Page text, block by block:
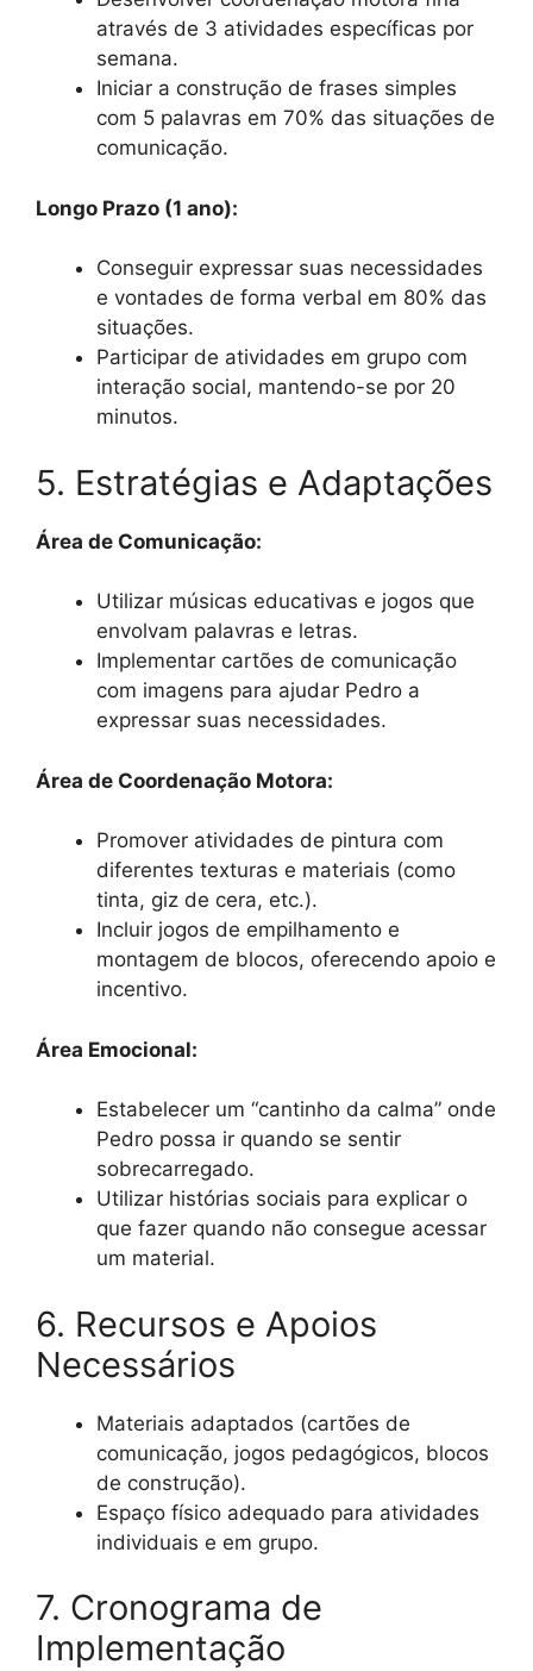
através de 3 atividades específicas por
semana.
Iniciar a construção de frases simples
com 5 palavras em 70% das situações de
comunicação.
Longo Prazo (1 ano):
Conseguir expressar suas necessidades
e vontades de forma verbal em 80% das
situações.
Participar de atividades em grupo com
interação social, mantendo-se por 20
minutos.
5. Estratégias e Adaptações
Área de Comunicação:
Utilizar músicas educativas e jogos que
envolvam palavras e letras.
Implementar cartões de comunicação
com imagens para ajudar Pedro a
expressar suas necessidades.
Área de Coordenação Motora:
Promover atividades de pintura com
diferentes texturas e materiais (como
tinta, giz de cera, etc.).
Incluir jogos de empilhamento e
montagem de blocos, oferecendo apoio e
incentivo.
Área Emocional:
Estabelecer um “cantinho da calma” onde
Pedro possa ir quando se sentir
sobrecarregado.
Utilizar histórias sociais para explicar o
que fazer quando não consegue acessar
um material.
6. Recursos e Apoios
Necessários
Materiais adaptados (cartões de
comunicação, jogos pedagógicos, blocos
de construção).
Espaço físico adequado para atividades
individuais e em grupo.
7. Cronograma de
Implementação